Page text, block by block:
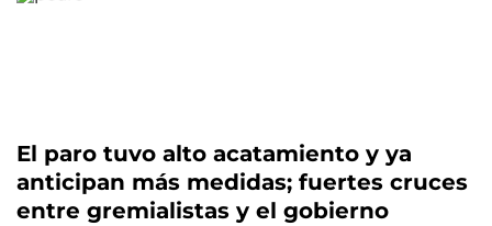
El paro tuvo alto acatamiento y ya
anticipan más medidas; fuertes cruces
entre gremialistas y el gobierno